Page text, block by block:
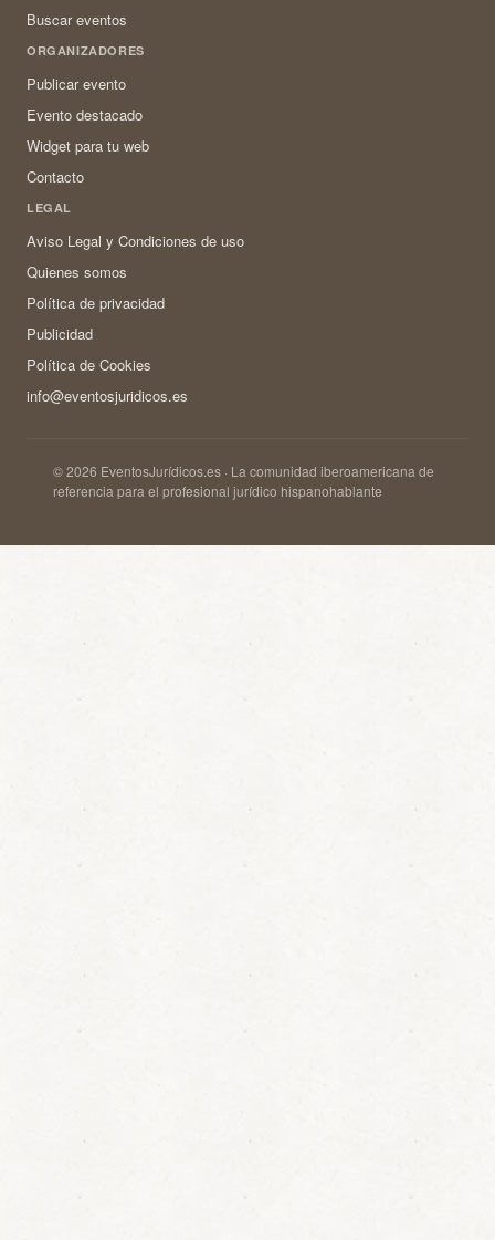
Buscar eventos
ORGANIZADORES
Publicar evento
Evento destacado
Widget para tu web
Contacto
LEGAL
Aviso Legal y Condiciones de uso
Quienes somos
Política de privacidad
Publicidad
Política de Cookies
info@eventosjuridicos.es
© 2026 EventosJurídicos.es · La comunidad iberoamericana de
referencia para el profesional jurídico hispanohablante